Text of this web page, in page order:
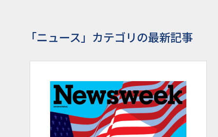
「ニュース」カテゴリの最新記事